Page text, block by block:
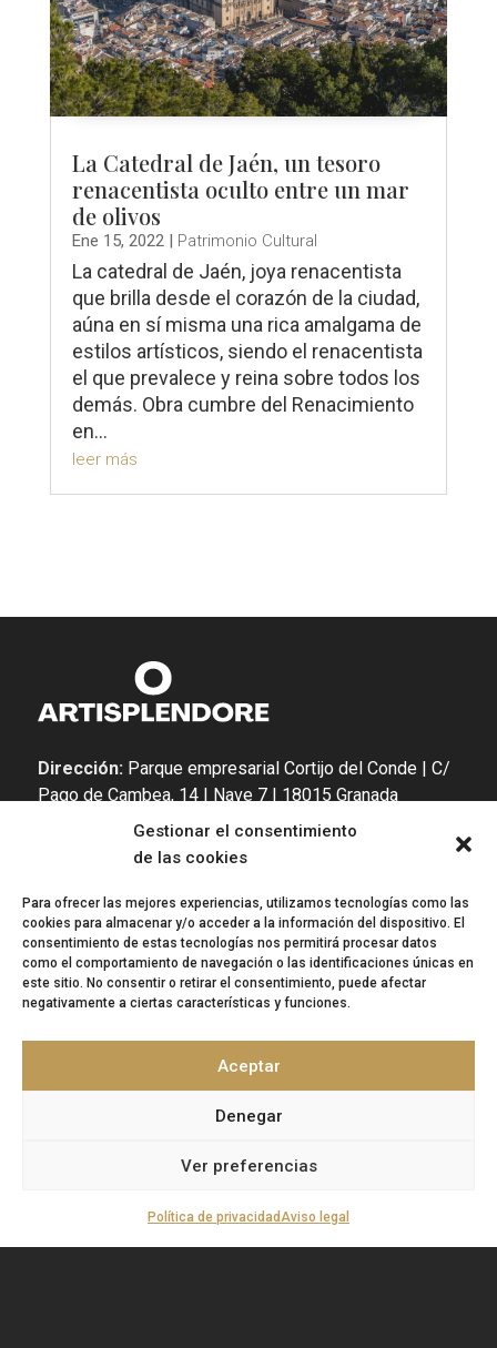
Gestionar el consentimiento
de las cookies
Para ofrecer las mejores experiencias, utilizamos tecnologías como las
cookies para almacenar y/o acceder a la información del dispositivo. El
consentimiento de estas tecnologías nos permitirá procesar datos
como el comportamiento de navegación o las identificaciones únicas en
este sitio. No consentir o retirar el consentimiento, puede afectar
negativamente a ciertas características y funciones.
Aceptar
Denegar
Ver preferencias
Política de privacidadAviso legal
La Catedral de Jaén, un tesoro
renacentista oculto entre un mar
de olivos
Ene 15, 2022| Patrimonio Cultural
La catedral de Jaén, joya renacentista
que brilla desde el corazón de la ciudad,
aúna en sí misma una rica amalgama de
estilos artísticos, siendo el renacentista
el que prevalece y reina sobre todos los
demás. Obra cumbre del Renacimiento
en...
leer más
Dirección: Parque empresarial Cortijo del Conde | C/
Pago de Cambea, 14 | Nave 7 | 18015 Granada
958 167 377
Trabaja con nosotros
Canal de denuncias
objetivo es Potenciar la investigación, el
desarrollo tecnológico y la innovación, y
gracias al que ha desarollado y renovado la
imagen gráfica, así como adquirido una
empresas innovadoras. 2020-2021. Para ello ha contado con el
Fondo Europeo de Desarrollo Regional | Una manera de